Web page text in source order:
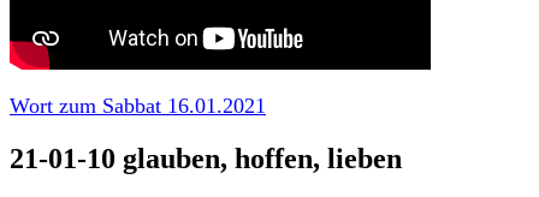
Wort zum Sabbat 16.01.2021
21-01-10 glauben, hoffen, lieben